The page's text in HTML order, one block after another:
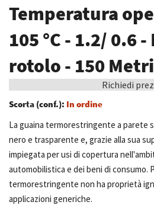
Temperatura
105 °C - 1.2/ 0.6
rotolo - 150 Metri
Richiedi
Scorta (conf.): In ordine
La guaina termorestringente a parete
nero e trasparente e, grazie alla sua
impiegata per usi di copertura
automobilistica e dei beni di consumo.
termorestringente non ha proprietà
applicazioni generiche.